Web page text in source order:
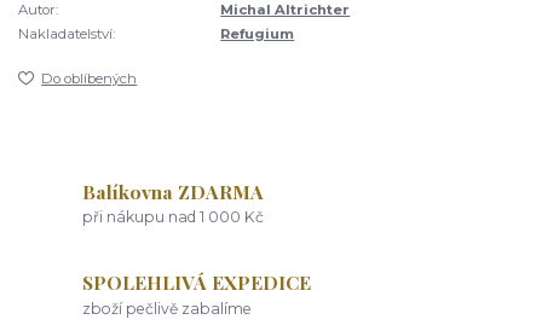
Autor:
Michal Altrichter
Nakladatelství:
Refugium
Do oblíbených
Balíkovna ZDARMA
při nákupu nad 1 000 Kč
SPOLEHLIVÁ EXPEDICE
zboží pečlivě zabalíme